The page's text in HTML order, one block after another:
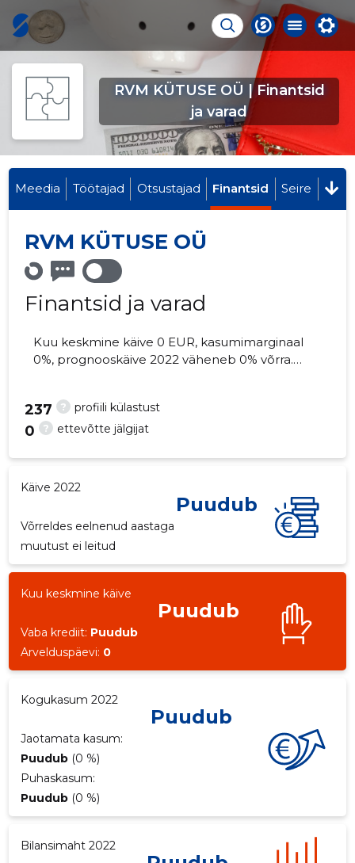
RVM KÜTUSE OÜ | Finantsid
ja varad
Meedia Töötajad Otsustajad Finantsid Seire
RVM KÜTUSE OÜ
Finantsid ja varad
Kuu keskmine käive 0 EUR, kasumimarginaal
0%, prognooskäive 2022 väheneb 0% võrra.
? profiili külastust
237
? ettevõtte jälgijat
0
Käive 2022
Puudub
Võrreldes eelnenud aastaga
muutust ei leitud
Kuu keskmine käive
Puudub
Vaba krediit: Puudub
Arvelduspäevi: 0
Kogukasum 2022
Puudub
Jaotamata kasum:
Puudub (0 %)
Puhaskasum:
Puudub (0 %)
Bilansimaht 2022